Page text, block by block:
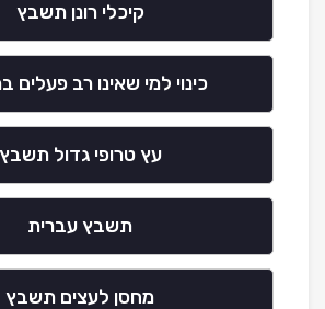
קיכלי רונן תשבץ
כינוי למי שאינו רב
עץ טרופי גדול תשבץ
תשבץ עברית
מחסן לעצים תשבץ